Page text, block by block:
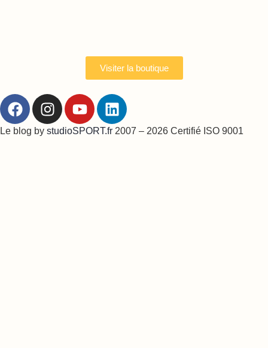
Visiter la boutique
Le blog by studioSPORT.fr 2007 – 2026 Certifié ISO 9001